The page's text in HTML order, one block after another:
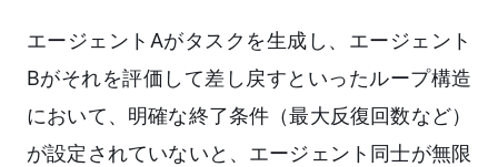
エージェントAがタスクを生成し、エージェント
Bがそれを評価して差し戻すといったループ構造
において、明確な終了条件（最大反復回数など）
が設定されていないと、エージェント同士が無限